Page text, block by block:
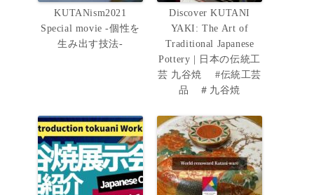
KUTANism2021
Special movie -個性を
生み出す技法-
Discover KUTANI
YAKI: The Art of
Traditional Japanese
Pottery | 日本の伝統工
芸 九谷焼 #伝統工芸
品 ＃九谷焼